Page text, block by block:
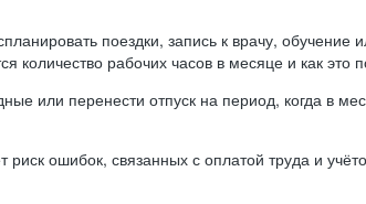
поездки, запись к врачу,
количество рабочих часов в месяце и как это
или перенести отпуск на период, когда в
ошибок, связанных с оплатой труда и